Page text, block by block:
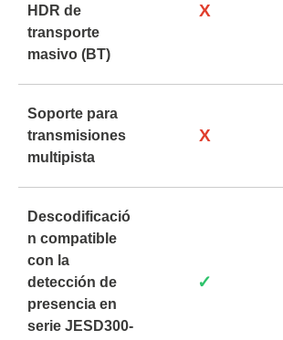
HDR de
transporte
masivo (BT)
X
Soporte para
transmisiones
multipista
X
Descodificació
n compatible
con la
detección de
presencia en
serie JESD300-
✓